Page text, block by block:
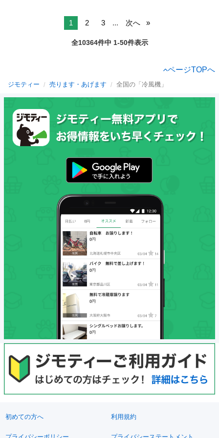
1 2 3 ... 次へ
全10364件中 1-50件表示
ページTOPへ
ジモティー 売ります・あげます 全国の「冷風機」
初めての方へ 利用規約